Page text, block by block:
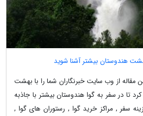
هندوستان بیشتر آشنا شوید
مقاله از وب سایت خبرنگاران شما را با بهشت
تا در سفر به گوا هندوستان بیشتر با جاذبه
سفر , مراکز خرید گوا , رستوران های گوا ,